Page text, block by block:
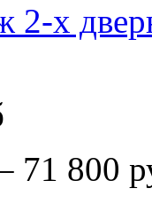
2-х
71 800